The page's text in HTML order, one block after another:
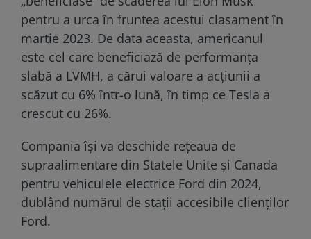
pentru a urca în fruntea acestui clasament în
martie 2023. De data aceasta, americanul
este cel care beneficiază de performanţa
slabă a LVMH, a cărui valoare a acţiunii a
scăzut cu 6% într-o lună, în timp ce Tesla a
crescut cu 26%.
Compania îşi va deschide reţeaua de
supraalimentare din Statele Unite şi Canada
pentru vehiculele electrice Ford din 2024,
dublând numărul de staţii accesibile clienţilor
Ford.